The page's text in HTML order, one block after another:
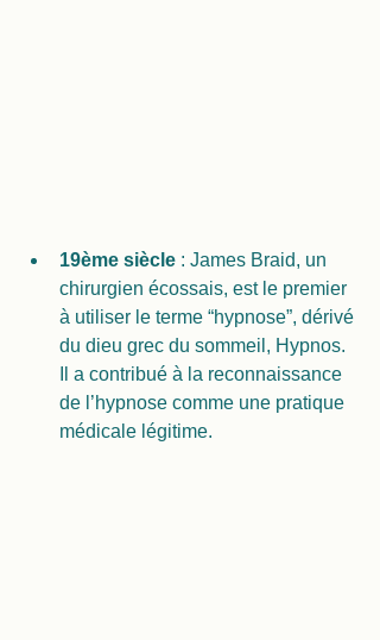
19ème siècle : James Braid, un
chirurgien écossais, est le premier
à utiliser le terme “hypnose”, dérivé
du dieu grec du sommeil, Hypnos.
Il a contribué à la reconnaissance
de l’hypnose comme une pratique
médicale légitime.